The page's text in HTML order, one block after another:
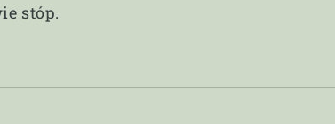
stóp.